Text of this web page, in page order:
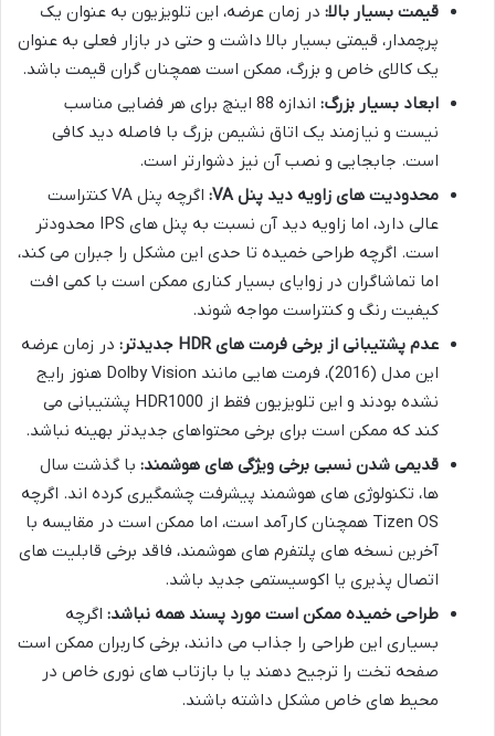
قیمت بسیار بالا: در زمان عرضه، این تلویزیون به عنوان یک
پرچمدار، قیمتی بسیار بالا داشت و حتی در بازار فعلی به عنوان
یک کالای خاص و بزرگ، ممکن است همچنان گران قیمت باشد.
ابعاد بسیار بزرگ:
اندازه 88 اینچ برای هر فضایی مناسب
نیست و نیازمند یک اتاق نشیمن بزرگ با فاصله دید کافی
است. جابجایی و نصب آن نیز دشوارتر است.
محدودیت های زاویه دید پنل VA:
اگرچه پنل VA کنتراست
عالی دارد، اما زاویه دید آن نسبت به پنل های IPS محدودتر
است. اگرچه طراحی خمیده تا حدی این مشکل را جبران می کند،
اما تماشاگران در زوایای بسیار کناری ممکن است با کمی افت
کیفیت رنگ و کنتراست مواجه شوند.
عدم پشتیبانی از برخی فرمت های HDR جدیدتر:
در زمان عرضه
این مدل (2016)، فرمت هایی مانند Dolby Vision هنوز رایج
نشده بودند و این تلویزیون فقط از HDR1000 پشتیبانی می
کند که ممکن است برای برخی محتواهای جدیدتر بهینه نباشد.
قدیمی شدن نسبی برخی ویژگی های هوشمند: با گذشت سال
ها، تکنولوژی های هوشمند پیشرفت چشمگیری کرده اند. اگرچه
Tizen OS همچنان کارآمد است، اما ممکن است در مقایسه با
آخرین نسخه های پلتفرم های هوشمند، فاقد برخی قابلیت های
اتصال پذیری یا اکوسیستمی جدید باشد.
طراحی خمیده ممکن است مورد پسند همه نباشد: اگرچه
بسیاری این طراحی را جذاب می دانند، برخی کاربران ممکن است
صفحه تخت را ترجیح دهند یا با بازتاب های نوری خاص در
محیط های خاص مشکل داشته باشند.